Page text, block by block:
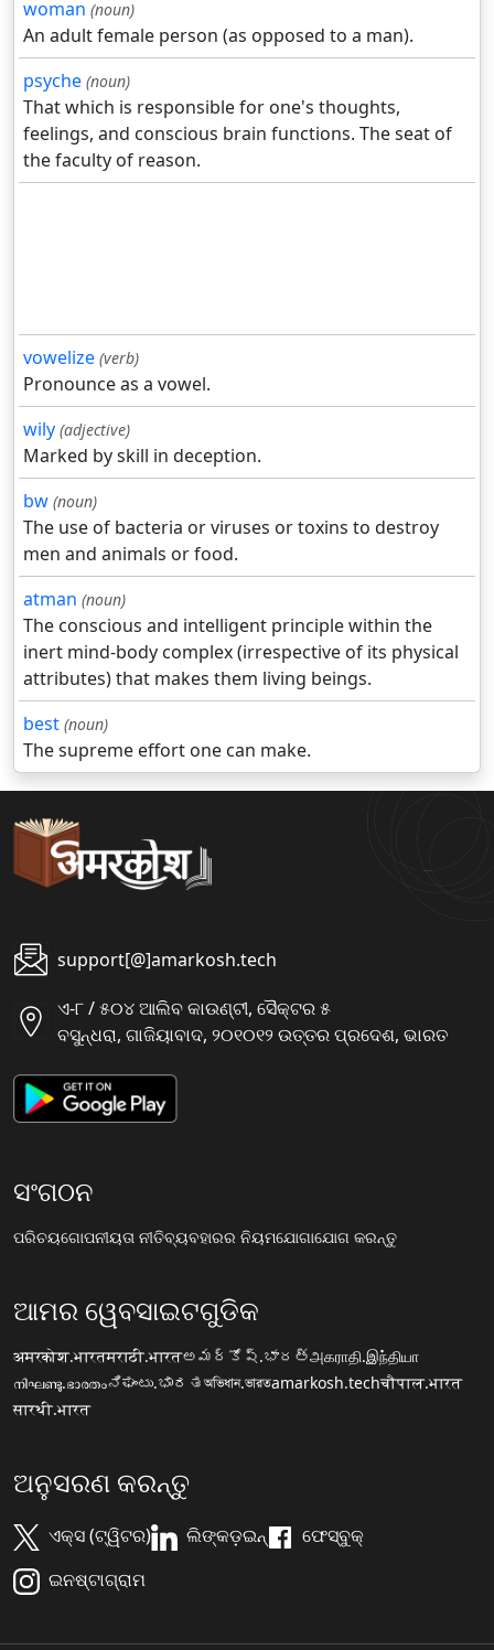
woman (noun)
An adult female person (as opposed to a man).
psyche (noun)
That which is responsible for one's thoughts,
feelings, and conscious brain functions. The seat of
the faculty of reason.
vowelize (verb)
Pronounce as a vowel.
wily (adjective)
Marked by skill in deception.
bw (noun)
The use of bacteria or viruses or toxins to destroy
men and animals or food.
atman (noun)
The conscious and intelligent principle within the
inert mind-body complex (irrespective of its physical
attributes) that makes them living beings.
best (noun)
The supreme effort one can make.
support[@]amarkosh.tech
ଏ-୮ / ୫୦୪ ଆଲିବ କାଉଣ୍ଟୀ, ସୈକ୍ଟର ୫
ବସୁନ୍ଧରା, ଗାଜିୟାବାଦ, ୨୦୧୦୧୨ ଉତ୍ତର ପ୍ରଦେଶ, ଭାରତ
ସଂଗଠନ
ପରିଚୟଗୋପନୀୟତା ନୀତିବ୍ୟବହାରର ନିୟମଯୋଗାଯୋଗ କରନ୍ତୁ
ଆମର ୱେବସାଇଟଗୁଡିକ
अमरकोश.भारतमराठी.भारतఅమర్కోష్.భారత్அகராதி.இந்தியா
നിഘണ്ടു.ഭാരതംನಿಘಂಟು.ಭಾರತঅভিধান.ভারতamarkosh.techचौपाल.भारत
सारथी.भारत
ଅନୁସରଣ କରନ୍ତୁ
ଏକ୍ସ (ଟ୍ୱିଟର) ଲିଙ୍କଡ଼ଇନ୍
ଫେସ୍ବୁକ୍
ଇନଷ୍ଟାଗ୍ରାମ